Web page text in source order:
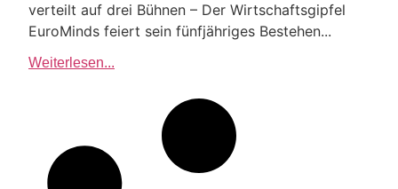
verteilt auf drei Bühnen – Der Wirtschaftsgipfel
EuroMinds feiert sein fünfjähriges Bestehen...
Weiterlesen...